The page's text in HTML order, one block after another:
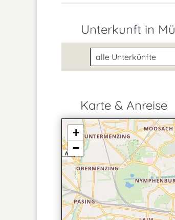
Unterkunft in
Unterkunftsart
Karte & Anreise
+
−